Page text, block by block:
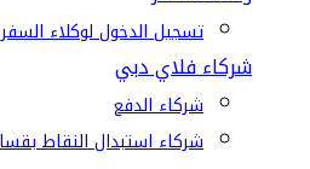
تسجيل الدخول لوكلاء السفر
شركاء فلاي دبي
شركاء الدفع
شركاء استبدال النقاط